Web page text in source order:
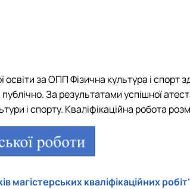
і спорт" (ОС"Магістр"…
за ОПП Фізична культура і
публічно. За результатами успішної
і спорту. Кваліфікаційна робота
кваліфікаційних